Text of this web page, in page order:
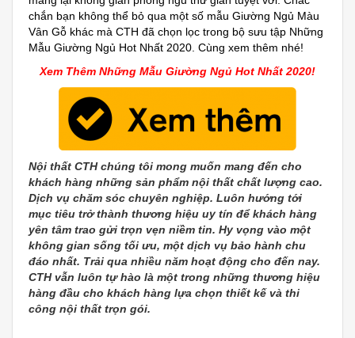
chắn bạn không thể bỏ qua một số mẫu Giường Ngủ Màu
Vân Gỗ khác mà CTH đã chọn lọc trong bộ sưu tập Những
Mẫu Giường Ngủ Hot Nhất 2020. Cùng xem thêm nhé!
Xem Thêm Những Mẫu Giường Ngủ Hot Nhất 2020!
Nội thất CTH chúng tôi mong muốn mang đến cho
khách hàng những sản phẩm nội thất chất lượng cao.
Dịch vụ chăm sóc chuyên nghiệp. Luôn hướng tới
mục tiêu trở thành thương hiệu uy tín để khách hàng
yên tâm trao gửi trọn vẹn niềm tin. Hy vọng vào một
không gian sống tối ưu, một dịch vụ bảo hành chu
đáo nhất. Trải qua nhiều năm hoạt động cho đến nay.
CTH vẫn luôn tự hào là một trong những thương hiệu
hàng đầu cho khách hàng lựa chọn thiết kế và thi
công nội thất trọn gói.